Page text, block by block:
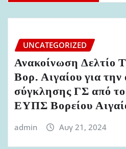
UNCATEGORIZED
Ανακοίνωση
Βορ. Αιγαίου για
σύγκλησης ΓΣ από
ΕΥΠΣ Βορείου
admin Αυγ 21, 2024